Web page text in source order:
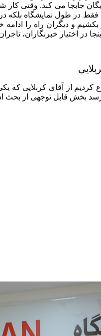
جابجا می کند. وقتی
در طول نمایشگاه بلکه
و دیگران راه را
در اختیار خبرنگاران،
کردیم از آقای کربلایی
بحث اسکان حل می شود. فاز دوم زمین